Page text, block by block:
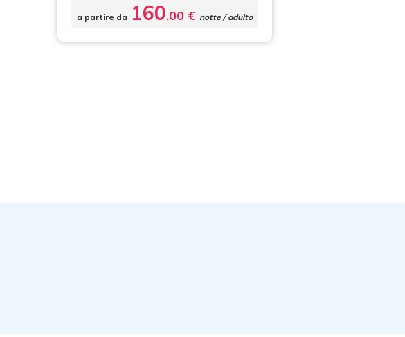
a partire da 160,00 € notte / adulto